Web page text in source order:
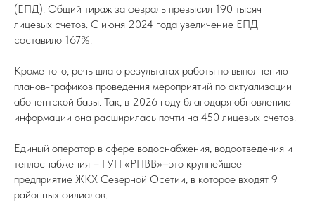
(ЕПД). Общий тираж за февраль превысил 190 тысяч
лицевых счетов. С июня 2024 года увеличение ЕПД
составило 167%.
Кроме того, речь шла о результатах работы по выполнению
планов-графиков проведения мероприятий по актуализации
абонентской базы. Так, в 2026 году благодаря обновлению
информации она расширилась почти на 450 лицевых счетов.
Единый оператор в сфере водоснабжения, водоотведения и
теплоснабжения – ГУП «РПВВ»–это крупнейшее
предприятие ЖКХ Северной Осетии, в которое входят 9
районных филиалов.